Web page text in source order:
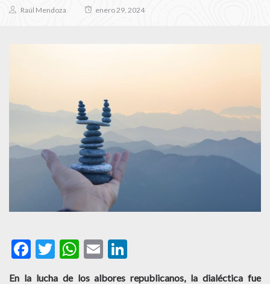
Raúl Mendoza enero 29, 2024
Facebook
Twitter
WhatsApp
Email
En la lucha de los albores republicanos, la dialéctica fue